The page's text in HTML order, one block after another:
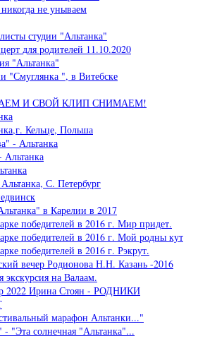
не унываем
студии "Альтанка"
для родителей 11.10.2020
"Альтанка"
"Смуглянка ", в Витебске
И СВОЙ КЛИП СНИМАЕМ!
Кельце, Польша
- Альтанка
С. Петербург
в Карелии в 2017
победителей в 2016 г. Мир придет.
победителей в 2016 г. Мой родны кут
победителей в 2016 г. Рэкрут.
вечер Родионова Н.Н. Казань -2016
экскурсия на Валаам.
2022 Ирина Стоян - РОДНИКИ
марафон Альтанки..."
- "Эта солнечная "Альтанка"...